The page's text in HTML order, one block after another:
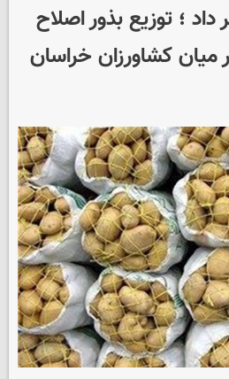
؛ توزیع بذور اصلاح
کشاورزان خراسان